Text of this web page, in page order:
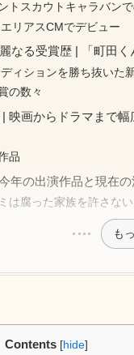
トスカウトキャラバン
リアスCMでデビュー
なる受賞歴 | 「町田
ィションを勝ち抜いた
の数々
映画からドラマまで幅
品
年の出演作品と現在の
は腐った家族を許さな
も
Contents [hide]